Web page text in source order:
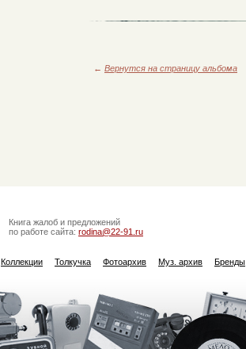
← Вернутся на страницу альбома
Книга жалоб и предложений
по работе сайта: rodina@22-91.ru
Коллекции Толкучка Фотоархив Муз. архив Бренды